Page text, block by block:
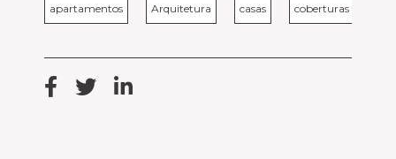
apartamentos Arquitetura casas coberturas